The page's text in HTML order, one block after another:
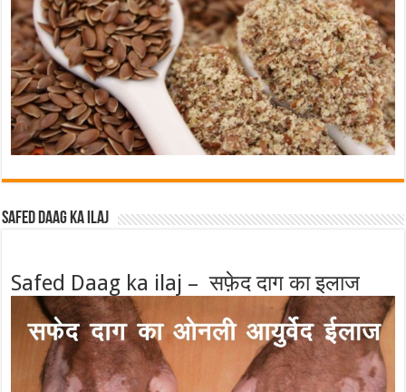
Safed Daag ka ilaj
Safed Daag ka ilaj – सफ़ेद दाग का इलाज